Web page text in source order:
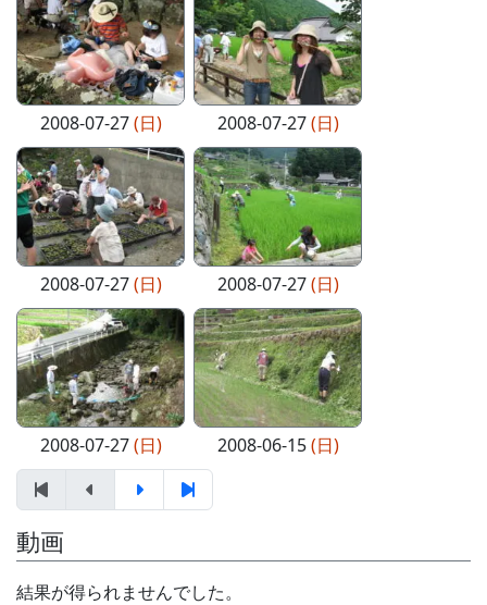
2008-07-27(日) 2008-07-27(日)
2008-07-27(日) 2008-07-27(日)
2008-07-27(日) 2008-06-15(日)
動画
結果が得られませんでした。